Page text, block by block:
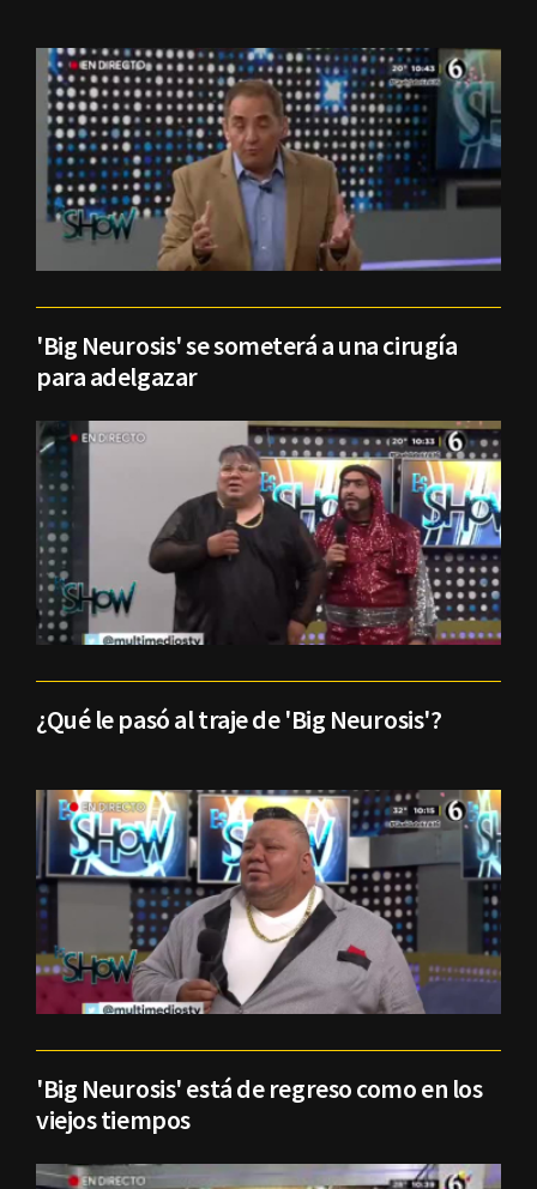
'Big Neurosis' se someterá a una cirugía
para adelgazar
¿Qué le pasó al traje de 'Big Neurosis'?
'Big Neurosis' está de regreso como en los
viejos tiempos